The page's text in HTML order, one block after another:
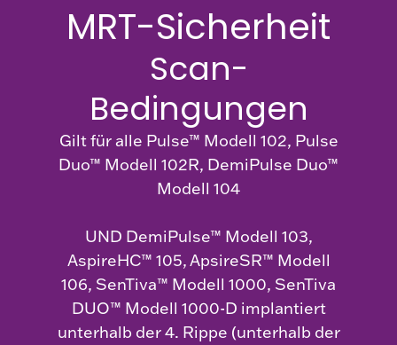
MRT-Sicherheit
Scan-
Bedingungen
Gilt für alle Pulse™ Modell 102, Pulse
Duo™ Modell 102R, DemiPulse Duo™
Modell 104
UND DemiPulse™ Modell 103,
AspireHC™ 105, ApsireSR™ Modell
106, SenTiva™ Modell 1000, SenTiva
DUO™ Modell 1000-D implantiert
unterhalb der 4. Rippe (unterhalb der